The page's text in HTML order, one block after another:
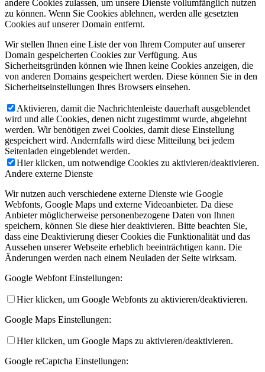
andere Cookies zulassen, um unsere Dienste vollumfänglich nutzen
zu können. Wenn Sie Cookies ablehnen, werden alle gesetzten
Cookies auf unserer Domain entfernt.
Wir stellen Ihnen eine Liste der von Ihrem Computer auf unserer
Domain gespeicherten Cookies zur Verfügung. Aus
Sicherheitsgründen können wie Ihnen keine Cookies anzeigen, die
von anderen Domains gespeichert werden. Diese können Sie in den
Sicherheitseinstellungen Ihres Browsers einsehen.
Aktivieren, damit die Nachrichtenleiste dauerhaft ausgeblendet
wird und alle Cookies, denen nicht zugestimmt wurde, abgelehnt
werden. Wir benötigen zwei Cookies, damit diese Einstellung
gespeichert wird. Andernfalls wird diese Mitteilung bei jedem
Seitenladen eingeblendet werden.
Hier klicken, um notwendige Cookies zu aktivieren/deaktivieren.
Andere externe Dienste
Wir nutzen auch verschiedene externe Dienste wie Google
Webfonts, Google Maps und externe Videoanbieter. Da diese
Anbieter möglicherweise personenbezogene Daten von Ihnen
speichern, können Sie diese hier deaktivieren. Bitte beachten Sie,
dass eine Deaktivierung dieser Cookies die Funktionalität und das
Aussehen unserer Webseite erheblich beeinträchtigen kann. Die
Änderungen werden nach einem Neuladen der Seite wirksam.
Google Webfont Einstellungen:
Hier klicken, um Google Webfonts zu aktivieren/deaktivieren.
Google Maps Einstellungen:
Hier klicken, um Google Maps zu aktivieren/deaktivieren.
Google reCaptcha Einstellungen: